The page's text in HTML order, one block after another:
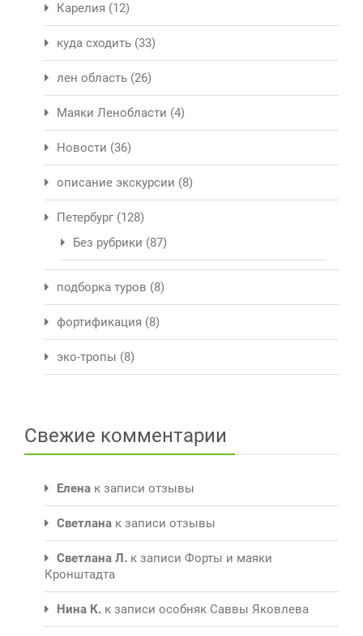
Карелия (12)
куда сходить (33)
лен область (26)
Маяки Ленобласти (4)
Новости (36)
описание экскурсии (8)
Петербург (128)
Без рубрики (87)
подборка туров (8)
фортификация (8)
эко-тропы (8)
Свежие комментарии
Елена к записи отзывы
Светлана к записи отзывы
Светлана Л. к записи Форты и маяки
Кронштадта
Нина К. к записи особняк Саввы Яковлева